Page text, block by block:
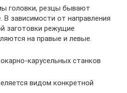
головки, резцы бывают
В зависимости от направления
заготовки режущие
на правые и левые.
карусельных станков
видом конкретной